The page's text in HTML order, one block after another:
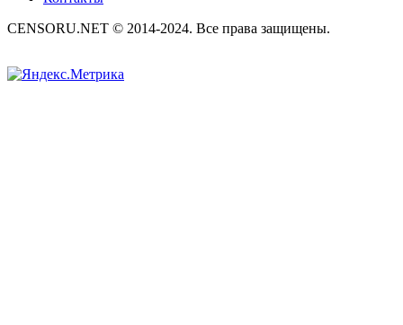
CENSORU.NET © 2014-2024. Все права защищены.